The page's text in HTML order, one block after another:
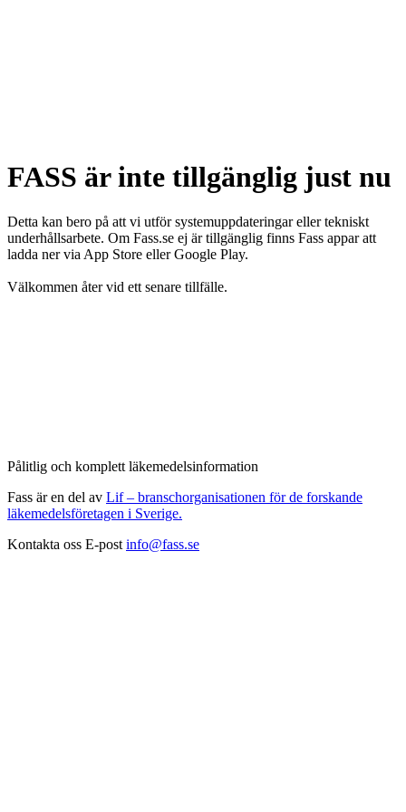
FASS är inte tillgänglig just nu
Detta kan bero på att vi utför systemuppdateringar eller tekniskt
underhållsarbete. Om Fass.se ej är tillgänglig finns Fass appar att
ladda ner via App Store eller Google Play.
Välkommen åter vid ett senare tillfälle.
Pålitlig och komplett läkemedelsinformation
Fass är en del av Lif – branschorganisationen för de forskande
läkemedelsföretagen i Sverige.
Kontakta oss E-post info@fass.se